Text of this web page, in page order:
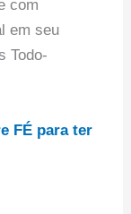
com
em seu
Todo-
FÉ para ter